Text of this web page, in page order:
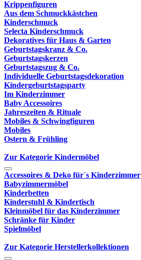
Krippenfiguren
Aus dem Schmuckkästchen
Kinderschmuck
Selecta Kinderschmuck
Dekoratives für Haus & Garten
Geburtstagskranz & Co.
Geburtstagskerzen
Geburtstagszug & Co.
Individuelle Geburtstagsdekoration
Kindergeburtstagsparty
Im Kinderzimmer
Baby Accessoires
Jahreszeiten & Rituale
Mobiles & Schwingfiguren
Mobiles
Ostern & Frühling
Zur Kategorie Kindermöbel
Accessoires & Deko für´s Kinderzimmer
Babyzimmermöbel
Kinderbetten
Kinderstuhl & Kindertisch
Kleinmöbel für das Kinderzimmer
Schränke für Kinder
Spielmöbel
Zur Kategorie Herstellerkollektionen